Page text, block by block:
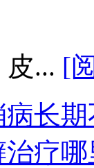
... [
长
疗